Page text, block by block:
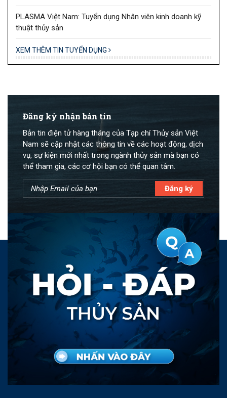
PLASMA Việt Nam: Tuyển dụng Nhân viên kinh doanh kỹ
thuật thủy sản
XEM THÊM TIN TUYỂN DỤNG
Đăng ký nhận bản tin
Bản tin điện tử hàng tháng của Tạp chí Thủy sản Việt
Nam sẽ cập nhật các thông tin về các hoạt động, dịch
vụ, sự kiện mới nhất trong ngành thủy sản mà bạn có
thể tham gia, các cơ hội bạn có thể quan tâm.